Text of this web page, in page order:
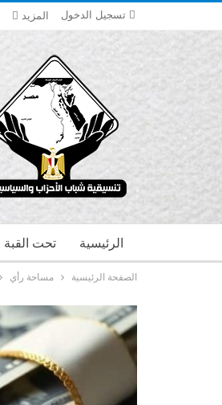
تسجيل الدخول المزيد
تحت القبة الرئيسية
الصفحة الرئيسية مساحة رأي